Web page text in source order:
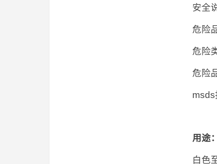
安全
危险
危险
危险
用途
白色